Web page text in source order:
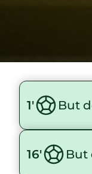
1' But
16' But